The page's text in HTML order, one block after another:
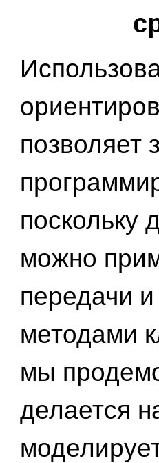
позволяет
поскольку
можно
передачи
методами
мы
делается